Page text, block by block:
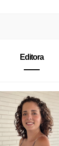
Editora